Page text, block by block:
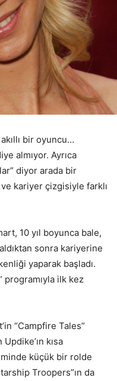
bir oyuncu…
almıyor. Ayrıca
diyor arada bir
ve kariyer çizgisiyle farklı
10 yıl boyunca bale,
sonra kariyerine
yaparak başladı.
programıyla ilk kez
“Campfire Tales”
kısa
küçük bir rolde
Troopers”ın da